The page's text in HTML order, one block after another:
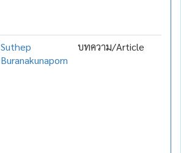
Suthep
Buranakunaporn
บทความ/Article